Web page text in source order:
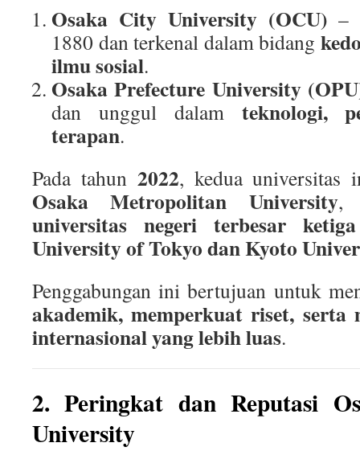
Osaka City University (OCU) –
1880 dan terkenal dalam bidang
ilmu sosial.
Osaka Prefecture University
dan unggul dalam teknologi,
terapan.
Pada tahun 2022, kedua universitas
Osaka Metropolitan University,
universitas negeri terbesar
University of Tokyo dan Kyoto
Penggabungan ini bertujuan untuk
akademik, memperkuat riset, serta
internasional yang lebih luas.
2. Peringkat dan Reputasi
University